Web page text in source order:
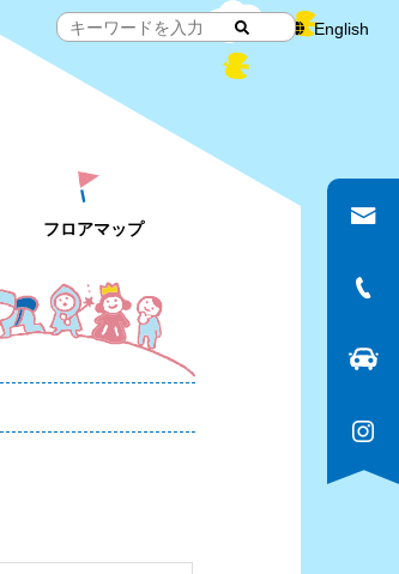
English
フロアマップ